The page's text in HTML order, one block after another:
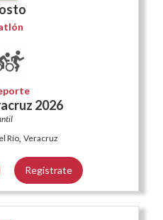
2026
Río, Veracruz
Regístrate